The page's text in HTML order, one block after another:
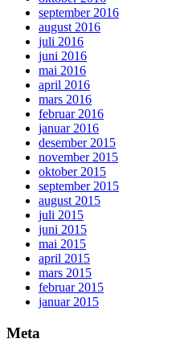
september 2016
august 2016
juli 2016
juni 2016
mai 2016
april 2016
mars 2016
februar 2016
januar 2016
desember 2015
november 2015
oktober 2015
september 2015
august 2015
juli 2015
juni 2015
mai 2015
april 2015
mars 2015
februar 2015
januar 2015
Meta